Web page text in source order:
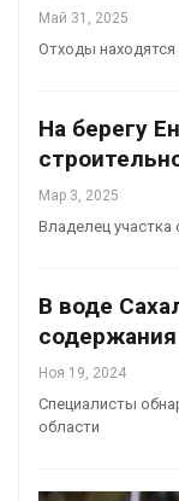
Май 31, 2025
Отходы
На берегу
Мар 3, 2025
Владелец
В воде
Ноя 19, 2024
Специалисты
области